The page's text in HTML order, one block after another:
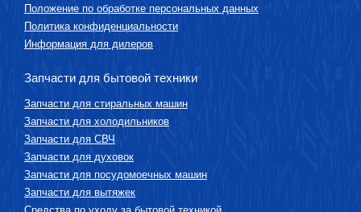
Положение по обработке персональных данных
Политика конфиденциальности
Информация для дилеров
Запчасти для бытовой техники
Запчасти для стиральных машин
Запчасти для холодильников
Запчасти для СВЧ
Запчасти для духовок
Запчасти для посудомоечных машин
Запчасти для вытяжек